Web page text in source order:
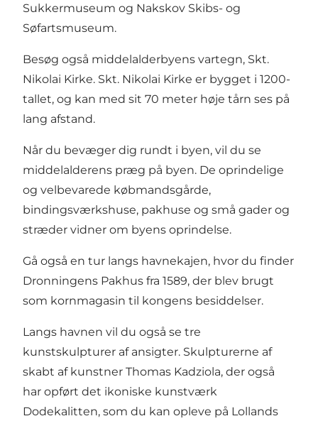
Sukkermuseum og Nakskov Skibs- og
Søfartsmuseum.
Besøg også middelalderbyens vartegn, Skt.
Nikolai Kirke. Skt. Nikolai Kirke er bygget i 1200-
tallet, og kan med sit 70 meter høje tårn ses på
lang afstand.
Når du bevæger dig rundt i byen, vil du se
middelalderens præg på byen. De oprindelige
og velbevarede købmandsgårde,
bindingsværkshuse, pakhuse og små gader og
stræder vidner om byens oprindelse.
Gå også en tur langs havnekajen, hvor du finder
Dronningens Pakhus fra 1589, der blev brugt
som kornmagasin til kongens besiddelser.
Langs havnen vil du også se tre
kunstskulpturer af ansigter. Skulpturerne af
skabt af kunstner Thomas Kadziola, der også
har opført det ikoniske kunstværk
Dodekalitten, som du kan opleve på Lollands